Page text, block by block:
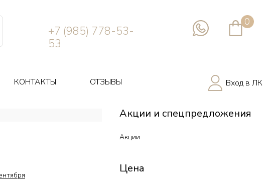
+7 (985) 778-53-
53
0
КОНТАКТЫ ОТЗЫВЫ Вход в ЛК
Акции и спецпредложения
Акции
Цена